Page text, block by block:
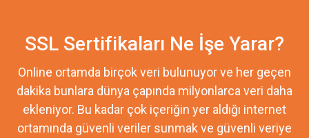
SSL Sertifikaları Ne İşe Yarar?
Online ortamda birçok veri bulunuyor ve her geçen
dakika bunlara dünya çapında milyonlarca veri daha
ekleniyor. Bu kadar çok içeriğin yer aldığı internet
ortamında güvenli veriler sunmak ve güvenli veriye